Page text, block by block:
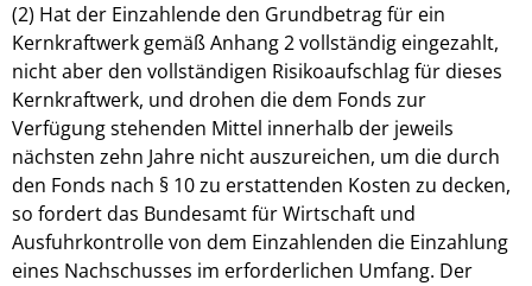
(2) Hat der Einzahlende den Grundbetrag für ein
Kernkraftwerk gemäß Anhang 2 vollständig eingezahlt,
nicht aber den vollständigen Risikoaufschlag für dieses
Kernkraftwerk, und drohen die dem Fonds zur
Verfügung stehenden Mittel innerhalb der jeweils
nächsten zehn Jahre nicht auszureichen, um die durch
den Fonds nach § 10 zu erstattenden Kosten zu decken,
so fordert das Bundesamt für Wirtschaft und
Ausfuhrkontrolle von dem Einzahlenden die Einzahlung
eines Nachschusses im erforderlichen Umfang. Der